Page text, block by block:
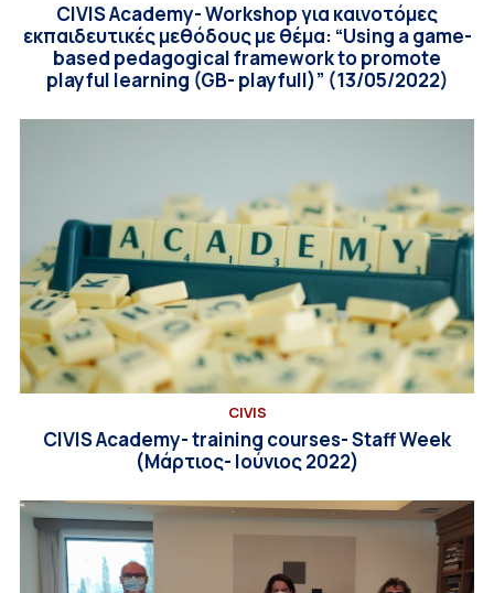
CIVIS Academy- Workshop για καινοτόμες
εκπαιδευτικές μεθόδους με θέμα: “Using a game-
based pedagogical framework to promote
playful learning (GB- playfull)” (13/05/2022)
CIVIS
CIVIS Academy- training courses- Staff Week
(Μάρτιος- Ιούνιος 2022)